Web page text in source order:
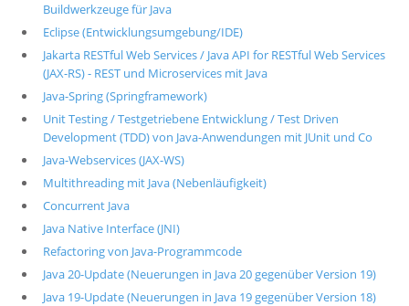
Buildwerkzeuge für Java
Eclipse (Entwicklungsumgebung/IDE)
Jakarta RESTful Web Services / Java API for RESTful Web Services
(JAX-RS) - REST und Microservices mit Java
Java-Spring (Springframework)
Unit Testing / Testgetriebene Entwicklung / Test Driven
Development (TDD) von Java-Anwendungen mit JUnit und Co
Java-Webservices (JAX-WS)
Multithreading mit Java (Nebenläufigkeit)
Concurrent Java
Java Native Interface (JNI)
Refactoring von Java-Programmcode
Java 20-Update (Neuerungen in Java 20 gegenüber Version 19)
Java 19-Update (Neuerungen in Java 19 gegenüber Version 18)